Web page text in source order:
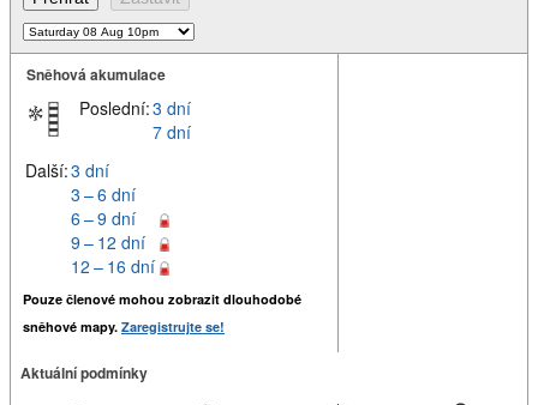
Sněhová akumulace
Poslední:3 dní
7 dní
Další:3 dní
3 – 6 dní
6 – 9 dní
9 – 12 dní
12 – 16 dní
Pouze členové mohou zobrazit dlouhodobé
sněhové mapy. Zaregistrujte se!
Aktuální podmínky